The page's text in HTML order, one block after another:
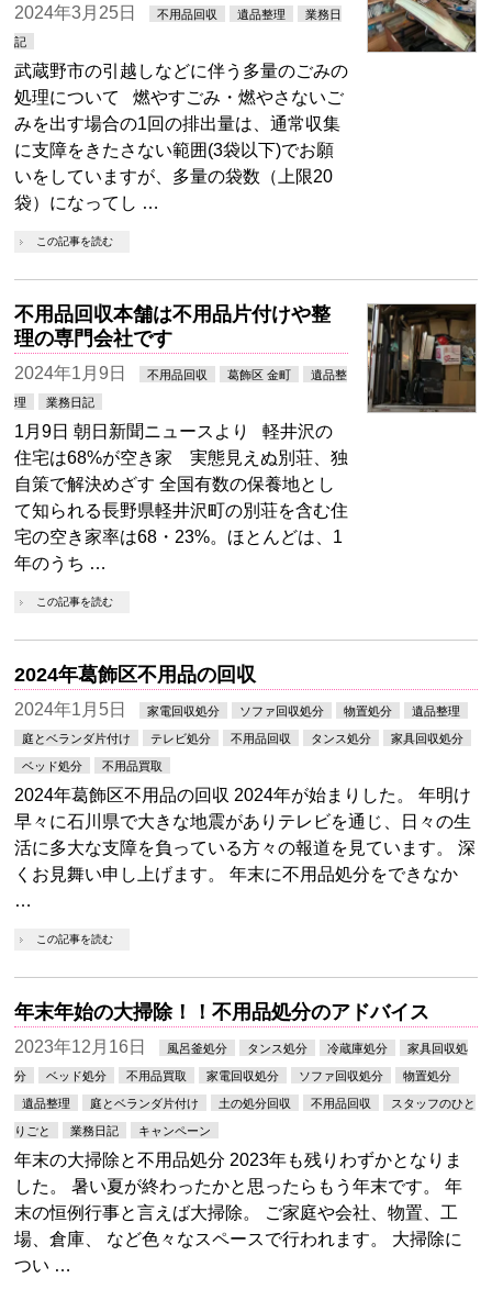
2024年3月25日 不用品回収 遺品整理 業務日
記
武蔵野市の引越しなどに伴う多量のごみの
処理について 燃やすごみ・燃やさないご
みを出す場合の1回の排出量は、通常収集
に支障をきたさない範囲(3袋以下)でお願
いをしていますが、多量の袋数（上限20
袋）になってし …
この記事を読む
不用品回収本舗は不用品片付けや整
理の専門会社です
2024年1月9日 不用品回収 葛飾区 金町 遺品整
理 業務日記
1月9日 朝日新聞ニュースより 軽井沢の
住宅は68%が空き家 実態見えぬ別荘、独
自策で解決めざす 全国有数の保養地とし
て知られる長野県軽井沢町の別荘を含む住
宅の空き家率は68・23%。ほとんどは、1
年のうち …
この記事を読む
2024年葛飾区不用品の回収
2024年1月5日 家電回収処分 ソファ回収処分 物置処分 遺品整理
庭とベランダ片付け テレビ処分 不用品回収 タンス処分 家具回収処分
ベッド処分 不用品買取
2024年葛飾区不用品の回収 2024年が始まりした。 年明け
早々に石川県で大きな地震がありテレビを通じ、日々の生
活に多大な支障を負っている方々の報道を見ています。 深
くお見舞い申し上げます。 年末に不用品処分をできなか
…
この記事を読む
年末年始の大掃除！！不用品処分のアドバイス
2023年12月16日 風呂釜処分 タンス処分 冷蔵庫処分 家具回収処
分 ベッド処分 不用品買取 家電回収処分 ソファ回収処分 物置処分
遺品整理 庭とベランダ片付け 土の処分回収 不用品回収 スタッフのひと
りごと 業務日記 キャンペーン
年末の大掃除と不用品処分 2023年も残りわずかとなりま
した。 暑い夏が終わったかと思ったらもう年末です。 年
末の恒例行事と言えば大掃除。 ご家庭や会社、物置、工
場、倉庫、 など色々なスペースで行われます。 大掃除に
つい …